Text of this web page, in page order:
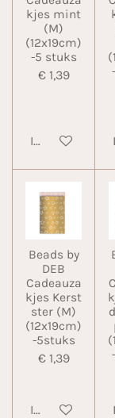
kjes mint
(M)
(12x19cm)
-5 stuks
€ 1,39
In
Beads by
DEB
Cadeauza
kjes Kerst
ster (M)
(12x19cm)
-5stuks
€ 1,39
In